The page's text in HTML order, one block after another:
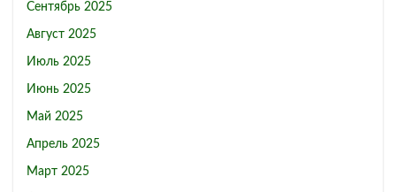
Сентябрь 2025
Август 2025
Июль 2025
Июнь 2025
Май 2025
Апрель 2025
Март 2025